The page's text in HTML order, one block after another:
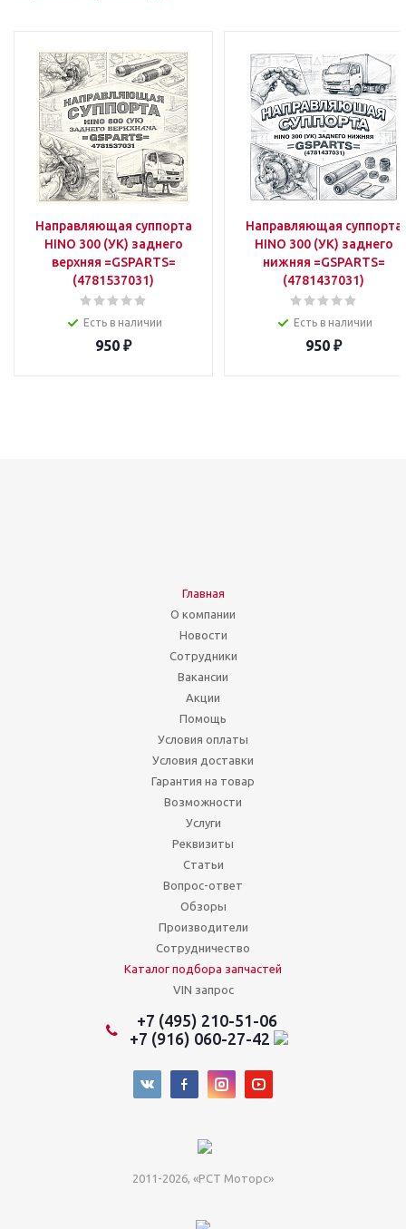
Направляющая суппорта
HINO 300 (УК) заднего
верхняя =GSPARTS=
(4781537031)
Есть в наличии
950 ₽
Направляющая суппорта
HINO 300 (УК) заднего
нижняя =GSPARTS=
(4781437031)
Есть в наличии
950 ₽
Главная
О компании
Новости
Сотрудники
Вакансии
Акции
Помощь
Условия оплаты
Условия доставки
Гарантия на товар
Возможности
Услуги
Реквизиты
Статьи
Вопрос-ответ
Обзоры
Производители
Сотрудничество
Каталог подбора запчастей
VIN запрос
+7 (495) 210-51-06
+7 (916) 060-27-42
2011-2026, «РСТ Моторс»